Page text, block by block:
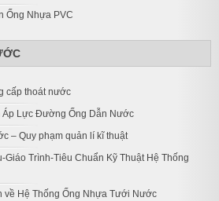
Ống Nhựa PVC
cấp thoát nước
Áp Lực Đường Ống Dẫn Nước
– Quy phạm quản lí kĩ thuật
Giáo Trình-Tiêu Chuẩn Kỹ Thuật Hệ Thống
về Hệ Thống Ống Nhựa Tưới Nước